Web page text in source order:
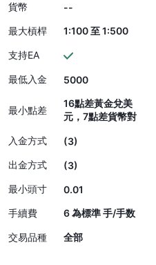
貨幣
--
最大槓桿
1:100 至 1:500
支持EA
最低入金 5000
最小點差
16點差黃金兌美
元，7點差貨幣對
入金方式
(3)
出金方式
(3)
最小頭寸
0.01
手續費
6 為標準 手/手数
交易品種 全部